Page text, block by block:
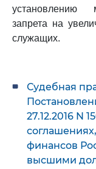
установлению
запрета на
служащих.
Судебная
27.12.2016 N
финансов
высшими